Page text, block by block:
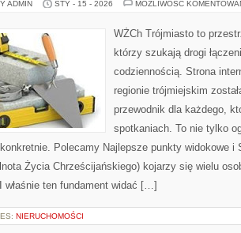
ADMIN STY - 15 - 2026 MOŻLIWOŚĆ
WŻCh Trójmiasto to
którzy szukają drogi
codziennością. Strona
regionie trójmiejskim
przewodnik dla każdego,
spotkaniach. To nie tylko
Polecamy Najlepsze punkty widokowe i
Życia Chrześcijańskiego) kojarzy się wielu
właśnie ten fundament widać […]
NIERUCHOMOŚCI